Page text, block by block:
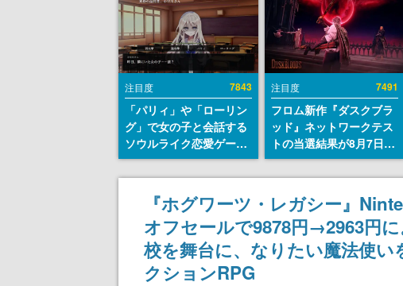
注目度 7843
「パリィ」や「ローリン
グ」で女の子と会話する
ソウルライク恋愛ゲーム
『小早川さんはソウルラ
イク』無料公開。返事に
失敗すると「YOU
DIED」
注目度 7491
フロム新作『ダスクブラ
ッド』ネットワークテス
トの当選結果が8月7日22
時に発表。応募サイトの
マイページから確認可
能、テスト実施は8月21
日～24日
『ホグワーツ・レガシー』
オフセールで9878円→2963円
校を舞台に、なりたい魔法使
クションRPG